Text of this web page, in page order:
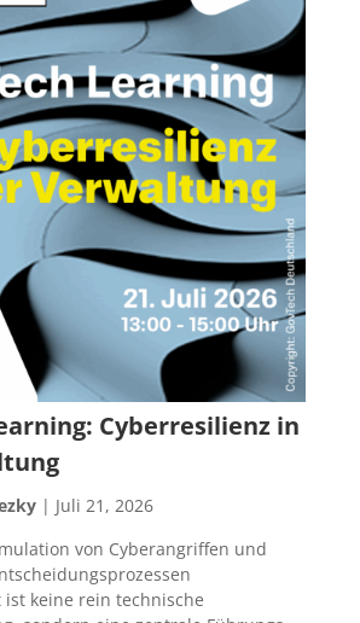
Kontraste
Cyberresilienz in
| Juli 21, 2026
von Cyberangriffen und
ist keine rein technische